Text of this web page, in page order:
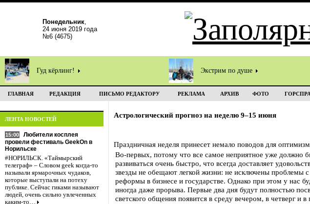
Понедельник,
24 июня 2019 года
№6 (4675)
Гуд кёрлинг! Экстрим по душе
ГЛАВНАЯ РЕДАКЦИЯ ПИСЬМО РЕДАКТОРУ РЕКЛАМА АРХИВ ФОТО
ЛЕНТА НОВОСТЕЙ
15:00
Любители косплея
провели фестиваль GeekOn в
Норильске
#НОРИЛЬСК. «Таймырский
телеграф» – Словом geek когда-то
называли ярмарочных чудаков,
которые выступали на потеху
публике. Сейчас гиками называют
людей, очень сильно увлеченных
каким-то…
Астрологический прогноз на неделю 9–15 июня
Праздничная неделя принесет немало поводов для
Во-первых, потому что все самое неприятное уже должно
развиваться очень быстро, что всегда доставляет
звезды не обещают легкой жизни: не исключены проблемы
реформы в бизнесе и государстве. Однако при этом у нас
иногда даже прорыва. Первые два дня будут полностью
светского общения появится в среду вечером, в четверг